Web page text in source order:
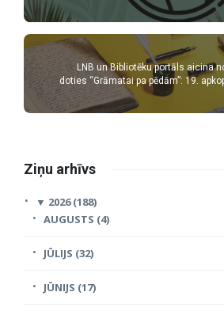
LNB un Bibliotēku portāls aicina
doties “Grāmatai pa pēdām”: 19.
Ziņu arhīvs
▼ 2026 (188)
AUGUSTS (4)
JŪLIJS (32)
JŪNIJS (17)